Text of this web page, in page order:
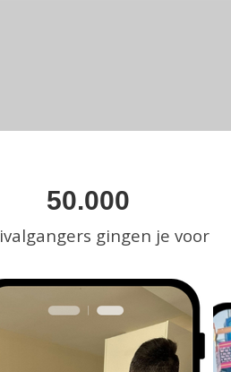
50.000
gingen je voor